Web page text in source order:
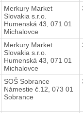
Merkury Market
Slovakia s.r.o.
Humenská 43, 071 01
Michalovce
Merkury Market
Slovakia s.r.o.
Humenská 43, 071 01
Michalovce
SOŠ Sobrance
Námestie č.12, 073 01
Sobrance